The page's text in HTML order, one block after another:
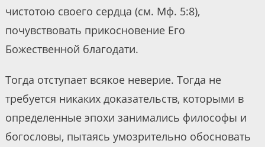
чистотою своего сердца (см. Мф. 5:8),
почувствовать прикосновение Его
Божественной благодати.
Тогда отступает всякое неверие. Тогда не
требуется никаких доказательств, которыми в
определенные эпохи занимались философы и
богословы, пытаясь умозрительно обосновать